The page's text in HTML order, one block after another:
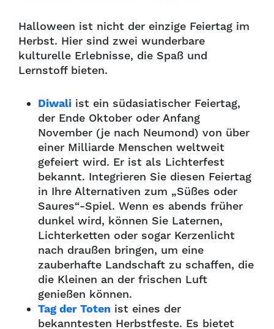
Halloween ist nicht der einzige Feiertag im
Herbst. Hier sind zwei wunderbare
kulturelle Erlebnisse, die Spaß und
Lernstoff bieten.
Diwali ist ein südasiatischer Feiertag,
der Ende Oktober oder Anfang
November (je nach Neumond) von über
einer Milliarde Menschen weltweit
gefeiert wird. Er ist als Lichterfest
bekannt. Integrieren Sie diesen Feiertag
in Ihre Alternativen zum „Süßes oder
Saures“-Spiel. Wenn es abends früher
dunkel wird, können Sie Laternen,
Lichterketten oder sogar Kerzenlicht
nach draußen bringen, um eine
zauberhafte Landschaft zu schaffen, die
die Kleinen an der frischen Luft
genießen können.
Tag der Toten ist eines der
bekanntesten Herbstfeste. Es bietet